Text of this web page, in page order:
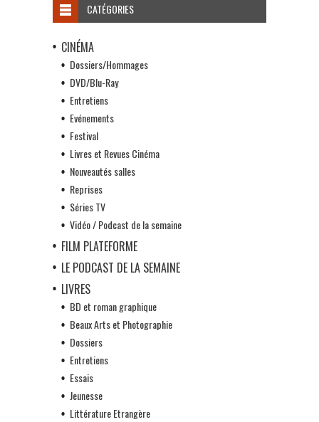
CATÉGORIES
CINÉMA
Dossiers/Hommages
DVD/Blu-Ray
Entretiens
Evénements
Festival
Livres et Revues Cinéma
Nouveautés salles
Reprises
Séries TV
Vidéo / Podcast de la semaine
FILM PLATEFORME
LE PODCAST DE LA SEMAINE
LIVRES
BD et roman graphique
Beaux Arts et Photographie
Dossiers
Entretiens
Essais
Jeunesse
Littérature Etrangère